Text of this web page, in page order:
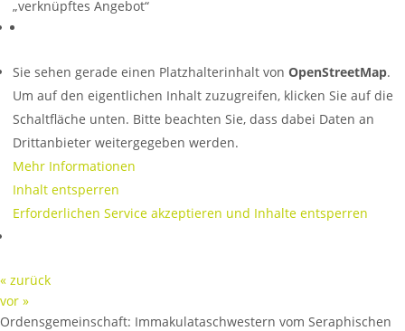
„verknüpftes Angebot“
Sie sehen gerade einen Platzhalterinhalt von OpenStreetMap.
Um auf den eigentlichen Inhalt zuzugreifen, klicken Sie auf die
Schaltfläche unten. Bitte beachten Sie, dass dabei Daten an
Drittanbieter weitergegeben werden.
Mehr Informationen
Inhalt entsperren
Erforderlichen Service akzeptieren und Inhalte entsperren
« zurück
vor »
Ordensgemeinschaft: Immakulataschwestern vom Seraphischen